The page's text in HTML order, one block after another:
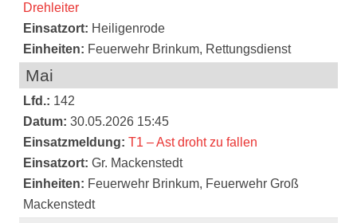
Drehleiter
Einsatzort: Heiligenrode
Einheiten: Feuerwehr Brinkum, Rettungsdienst
Mai
Lfd.: 142
Datum: 30.05.2026 15:45
Einsatzmeldung: T1 – Ast droht zu fallen
Einsatzort: Gr. Mackenstedt
Einheiten: Feuerwehr Brinkum, Feuerwehr Groß
Mackenstedt